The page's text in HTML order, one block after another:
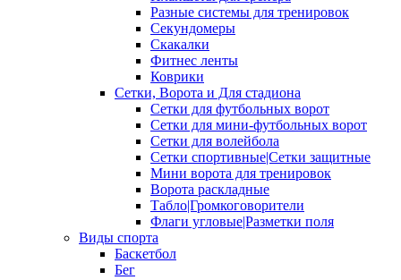
Разные системы для тренировок
Секундомеры
Скакалки
Фитнес ленты
Коврики
Сетки, Ворота и Для стадиона
Сетки для футбольных ворот
Сетки для мини-футбольных ворот
Сетки для волейбола
Сетки спортивные|Сетки защитные
Мини ворота для тренировок
Ворота раскладные
Табло|Громкоговорители
Флаги угловые|Разметки поля
Виды спорта
Баскетбол
Бег